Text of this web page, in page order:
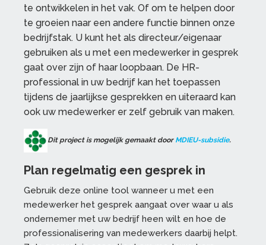
te ontwikkelen in het vak. Of om te helpen door
te groeien naar een andere functie binnen onze
bedrijfstak. U kunt het als directeur/eigenaar
gebruiken als u met een medewerker in gesprek
gaat over zijn of haar loopbaan. De HR-
professional in uw bedrijf kan het toepassen
tijdens de jaarlijkse gesprekken en uiteraard kan
ook uw medewerker er zelf gebruik van maken.
Dit project is mogelijk gemaakt door MDIEU-subsidie.
Plan regelmatig een gesprek in
Gebruik deze online tool wanneer u met een
medewerker het gesprek aangaat over waar u als
ondernemer met uw bedrijf heen wilt en hoe de
professionalisering van medewerkers daarbij helpt.